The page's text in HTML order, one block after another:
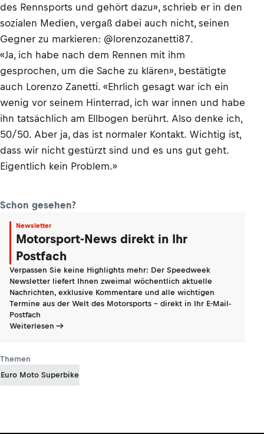
des Rennsports und gehört dazu», schrieb er in den
sozialen Medien, vergaß dabei auch nicht, seinen
Gegner zu markieren: @lorenzozanetti87.
«Ja, ich habe nach dem Rennen mit ihm
gesprochen, um die Sache zu klären», bestätigte
auch Lorenzo Zanetti. «Ehrlich gesagt war ich ein
wenig vor seinem Hinterrad, ich war innen und habe
ihn tatsächlich am Ellbogen berührt. Also denke ich,
50/50. Aber ja, das ist normaler Kontakt. Wichtig ist,
dass wir nicht gestürzt sind und es uns gut geht.
Eigentlich kein Problem.»
Schon gesehen?
Newsletter
Motorsport-News direkt in Ihr
Postfach
Verpassen Sie keine Highlights mehr: Der Speedweek
Newsletter liefert Ihnen zweimal wöchentlich aktuelle
Nachrichten, exklusive Kommentare und alle wichtigen
Termine aus der Welt des Motorsports - direkt in Ihr E-Mail-
Postfach
Weiterlesen
Themen
Euro Moto Superbike